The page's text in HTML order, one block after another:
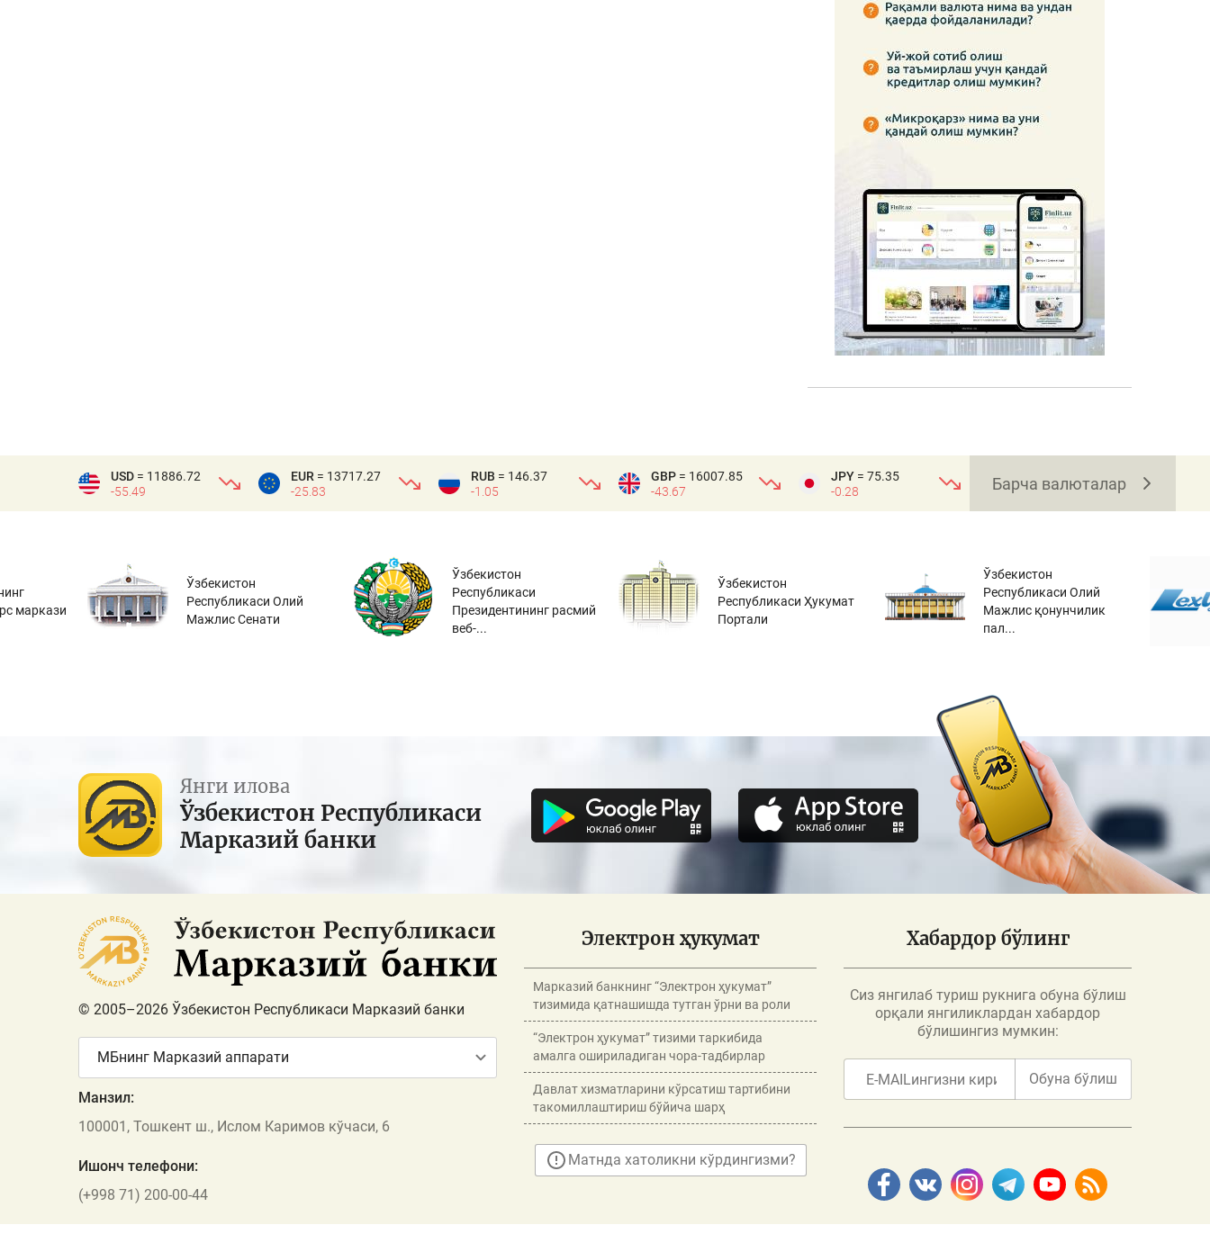
USD = 11886.72
-55.49
EUR = 13717.27
-25.83
RUB = 146.37
-1.05
GBP = 16007.85
-43.67
JPY = 75.35
-0.28
Барча валюталар
маркази
Ўзбекистон
Республикаси Олий
Мажлис Сенати
Ўзбекистон
Республикаси
Президентининг расмий
веб-...
Ўзбекистон
Республикаси Ҳукумат
Портали
Ўзбекистон
Республикаси Олий
Мажлис қонунчилик
пал...
Янги илова
Ўзбекистон Республикаси
Марказий банки
© 2005–2026 Ўзбекистон Республикаси Марказий банки
МБнинг Марказий аппарати
Манзил:
100001, Тошкент ш., Ислом Каримов кўчаси, 6
Ишонч телефони:
(+998 71) 200-00-44
Электрон ҳукумат
Марказий банкнинг “Электрон ҳукумат”
тизимида қатнашишда тутган ўрни ва роли
“Электрон ҳукумат” тизими таркибида
амалга ошириладиган чора-тадбирлар
Давлат хизматларини кўрсатиш тартибини
такомиллаштириш бўйича шарҳ
Матнда хатоликни кўрдингизми?
Хабардор бўлинг
Сиз янгилаб туриш рукнига обуна бўлиш
орқали янгиликлардан хабардор
бўлишингиз мумкин:
Обуна бўлиш